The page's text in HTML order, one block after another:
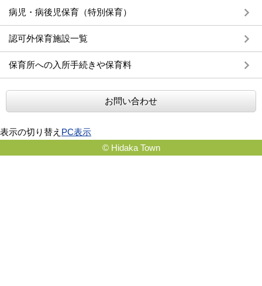
病児・病後児保育（特別保育）
認可外保育施設一覧
保育所への入所手続きや保育料
お問い合わせ
表示の切り替え PC表示
© Hidaka Town